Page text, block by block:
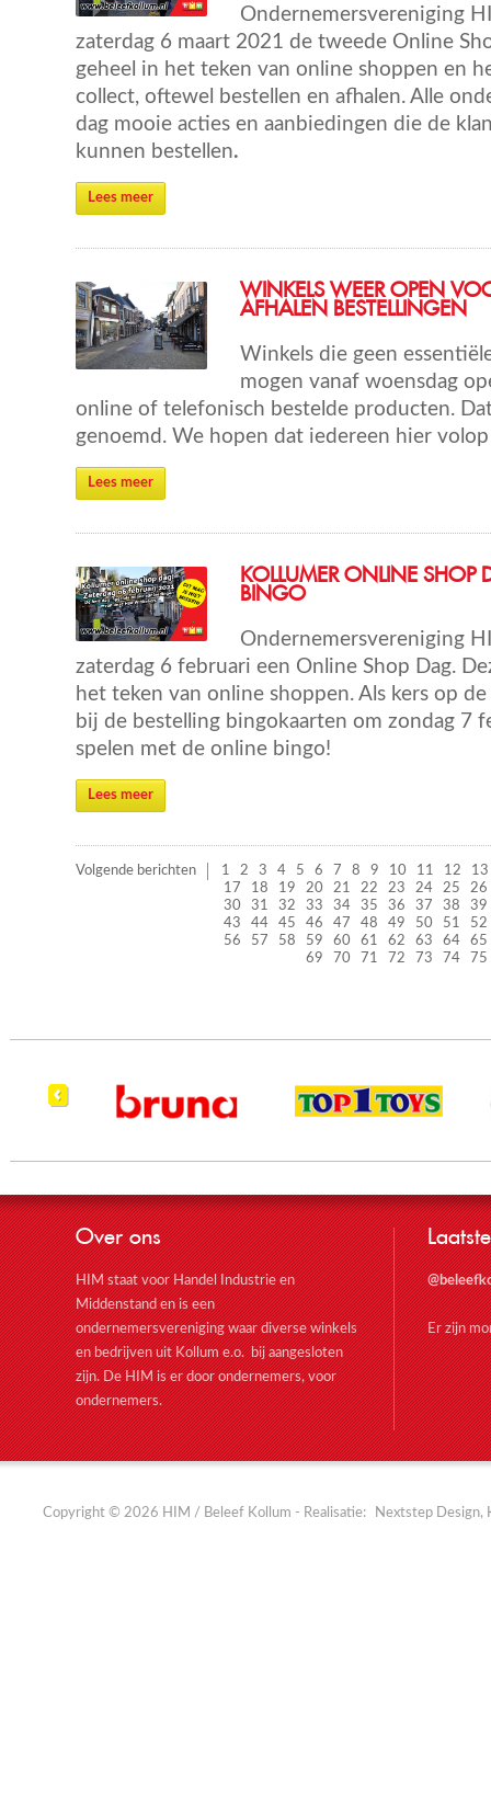
Ondernemersvereniging
zaterdag 6 maart 2021 de tweede Online
geheel in het teken van online shoppen en
collect, oftewel bestellen en afhalen. Alle
dag mooie acties en aanbiedingen die de
kunnen bestellen.
Lees meer
WINKELS WEER OPEN
AFHALEN BESTELLINGEN
Winkels die geen
mogen vanaf woensdag
online of telefonisch bestelde producten.
genoemd. We hopen dat iedereen hier
Lees meer
KOLLUMER ONLINE SHOP
BINGO
Ondernemersvereniging
zaterdag 6 februari een Online Shop Dag.
het teken van online shoppen. Als kers op
bij de bestelling bingokaarten om zondag 7
spelen met de online bingo!
Lees meer
Volgende berichten 1 2 3 4 5 6 7 8 9 10 11 12
13
17
18 19 20 21 22 23 24 25
26
30
31 32 33 34 35 36 37 38
39
43
44 45 46 47 48 49 50 51
52
56
57 58 59 60 61 62 63 64
65
69
70 71 72 73 74 75
Over ons
HIM staat voor Handel Industrie en
Middenstand en is een
ondernemersvereniging waar diverse winkels
en bedrijven uit Kollum e.o. bij aangesloten
zijn. De HIM is er door ondernemers, voor
ondernemers.
Er zijn
Copyright © 2026 HIM / Beleef Kollum - Realisatie: Nextstep Design,